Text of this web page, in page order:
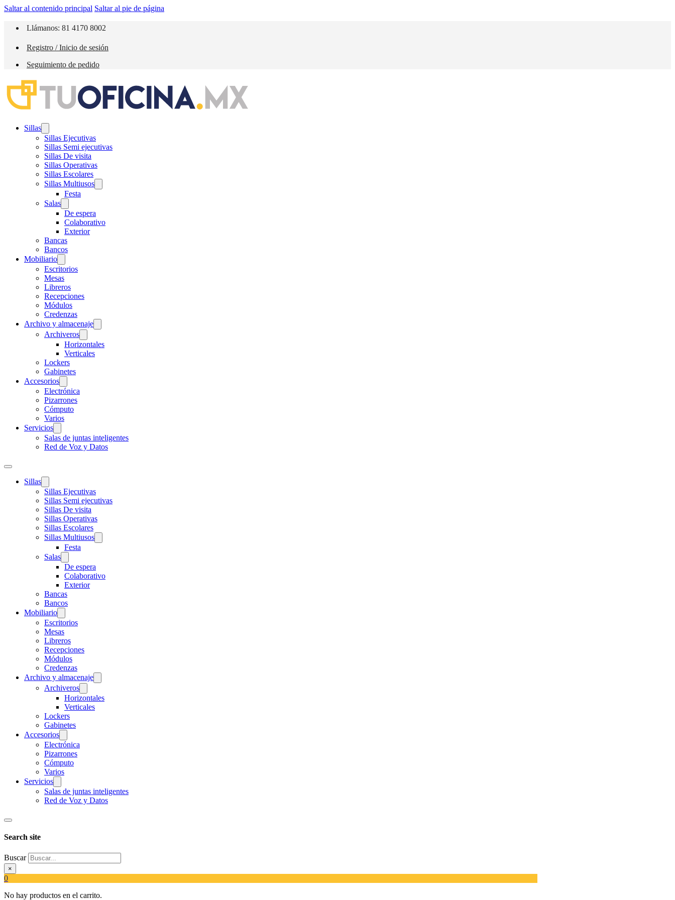
Saltar al contenido principal Saltar al pie de página
Llámanos: 81 4170 8002
Registro / Inicio de sesión
Seguimiento de pedido
Sillas
Sillas Ejecutivas
Sillas Semi ejecutivas
Sillas De visita
Sillas Operativas
Sillas Escolares
Sillas Multiusos
Festa
Salas
De espera
Colaborativo
Exterior
Bancas
Bancos
Mobiliario
Escritorios
Mesas
Libreros
Recepciones
Módulos
Credenzas
Archivo y almacenaje
Archiveros
Horizontales
Verticales
Lockers
Gabinetes
Accesorios
Electrónica
Pizarrones
Cómputo
Varios
Servicios
Salas de juntas inteligentes
Red de Voz y Datos
Sillas
Sillas Ejecutivas
Sillas Semi ejecutivas
Sillas De visita
Sillas Operativas
Sillas Escolares
Sillas Multiusos
Festa
Salas
De espera
Colaborativo
Exterior
Bancas
Bancos
Mobiliario
Escritorios
Mesas
Libreros
Recepciones
Módulos
Credenzas
Archivo y almacenaje
Archiveros
Horizontales
Verticales
Lockers
Gabinetes
Accesorios
Electrónica
Pizarrones
Cómputo
Varios
Servicios
Salas de juntas inteligentes
Red de Voz y Datos
Search site
Buscar
×
0
No hay productos en el carrito.